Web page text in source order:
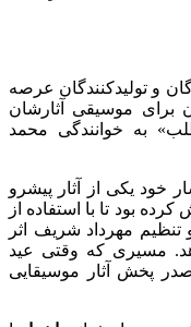
و تولیدکنندگان عرصه
برای موسیقی آثارشان
به خوانندگی محمد
خود یکی از آثار پیشرو
بود تا با استفاده از
مهرداد شریف اثر
مسیری که وقتی عید
پخش آثار موسیقایی